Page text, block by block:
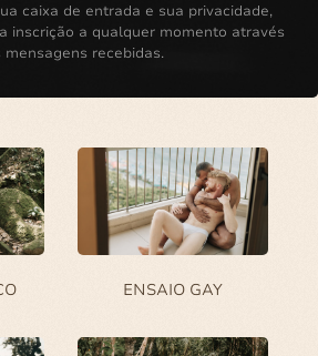
caixa de entrada e sua privacidade,
inscrição a qualquer momento através
mensagens recebidas.
ENSAIO GAY